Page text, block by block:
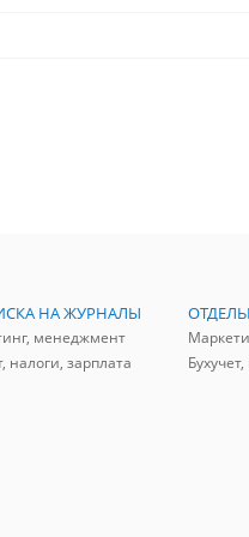
НА ЖУРНАЛЫ
менеджмент
налоги, зарплата